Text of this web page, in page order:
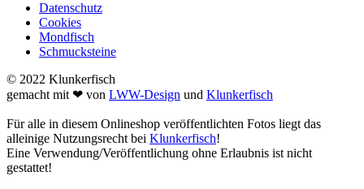
Datenschutz
Cookies
Mondfisch
Schmucksteine
© 2022 Klunkerfisch
gemacht mit ❤ von LWW-Design und Klunkerfisch
Für alle in diesem Onlineshop veröffentlichten Fotos liegt das
alleinige Nutzungsrecht bei Klunkerfisch!
Eine Verwendung/Veröffentlichung ohne Erlaubnis ist nicht
gestattet!